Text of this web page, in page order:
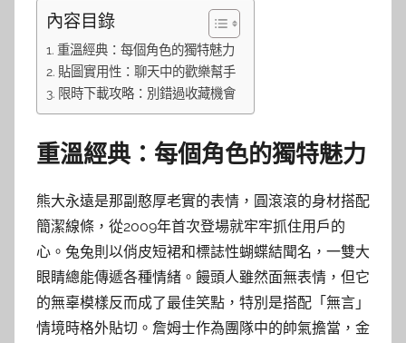
內容目錄
重溫經典：每個角色的獨特魅力
貼圖實用性：聊天中的歡樂幫手
限時下載攻略：別錯過收藏機會
重溫經典：每個角色的獨特魅力
熊大永遠是那副憨厚老實的表情，圓滾滾的身材搭配
簡潔線條，從2009年首次登場就牢牢抓住用戶的
心。兔兔則以俏皮短裙和標誌性蝴蝶結聞名，一雙大
眼睛總能傳遞各種情緒。饅頭人雖然面無表情，但它
的無辜模樣反而成了最佳笑點，特別是搭配「無言」
情境時格外貼切。詹姆士作為團隊中的帥氣擔當，金